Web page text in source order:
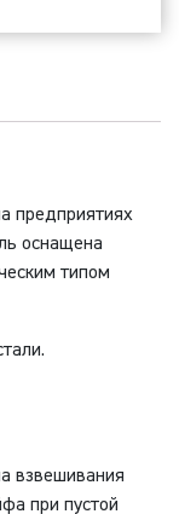
предприятиях
оснащена
типом
взвешивания
при пустой